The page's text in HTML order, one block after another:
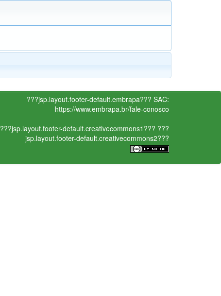
???jsp.layout.footer-default.embrapa??? SAC:
https://www.embrapa.br/fale-conosco
???jsp.layout.footer-default.creativecommons1??? ???
jsp.layout.footer-default.creativecommons2???